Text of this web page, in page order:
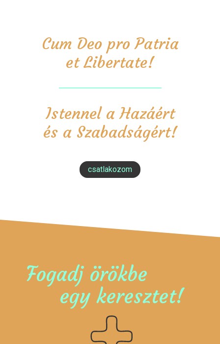
Cum Deo pro Patria
et Libertate!
Istennel a Hazáért
és a Szabadságért!
csatlakozom
Fogadj örökbe
egy keresztet!